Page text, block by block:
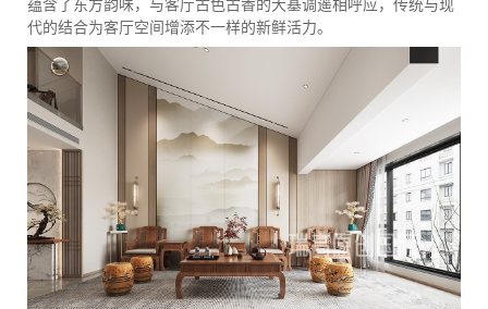
蕴含了东方韵味，与客厅古色古香的大基调遥相呼应，传统与现
代的结合为客厅空间增添不一样的新鲜活力。